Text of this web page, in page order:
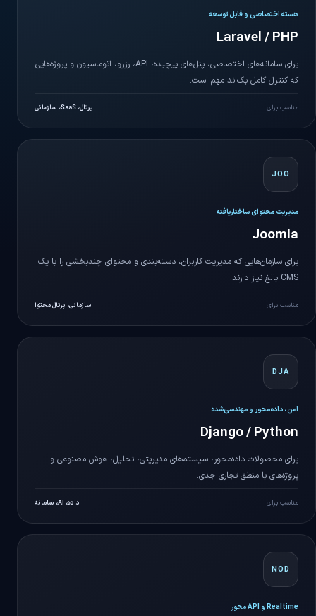
هسته اختصاصی و قابل توسعه
Laravel / PHP
برای سامانه‌های اختصاصی، پنل‌های پیچیده، API، رزرو، اتوماسیون و پروژه‌هایی
که کنترل کامل بک‌اند مهم است.
مناسب برای پرتال، SaaS، سازمانی
JOO
مدیریت محتوای ساختاریافته
Joomla
برای سازمان‌هایی که مدیریت کاربران، دسته‌بندی و محتوای چندبخشی را با یک
CMS بالغ نیاز دارند.
مناسب برای سازمانی، پرتال محتوا
DJA
امن، داده‌محور و مهندسی‌شده
Django / Python
برای محصولات داده‌محور، سیستم‌های مدیریتی، تحلیل، هوش مصنوعی و
پروژه‌های با منطق تجاری جدی.
مناسب برای داده، AI، سامانه
NOD
Realtime و API محور